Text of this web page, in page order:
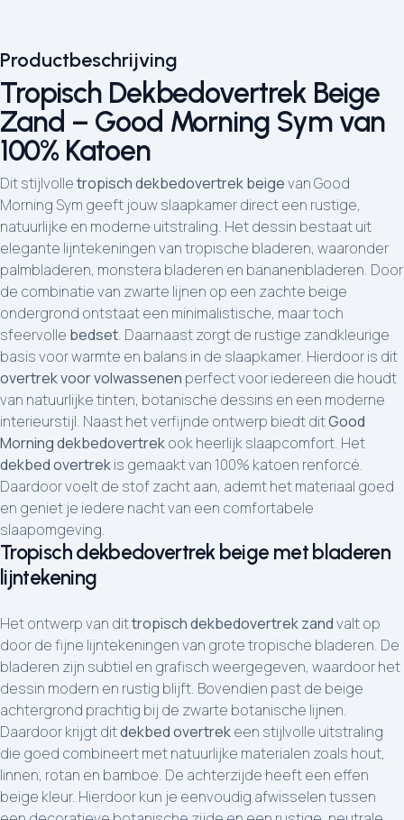
Productbeschrijving
Tropisch Dekbedovertrek Beige
Zand – Good Morning Sym van
100% Katoen
Dit stijlvolletropisch dekbedovertrek beigevan Good
Morning Sym geeft jouw slaapkamer direct een rustige,
natuurlijke en moderne uitstraling. Het dessin bestaat uit
elegante lijntekeningen van tropische bladeren, waaronder
palmbladeren, monstera bladeren en bananenbladeren. Door
de combinatie van zwarte lijnen op een zachte beige
ondergrond ontstaat een minimalistische, maar toch
sfeervolle bedset. Daarnaast zorgt de rustige zandkleurige
basis voor warmte en balans in de slaapkamer. Hierdoor is dit
overtrek voor volwassenen perfect voor iedereen die houdt
van natuurlijke tinten, botanische dessins en een moderne
interieurstijl. Naast het verfijnde ontwerp biedt ditGood
Morning dekbedovertrekook heerlijk slaapcomfort. Het
dekbed overtrekis gemaakt van 100% katoen renforcé.
Daardoor voelt de stof zacht aan, ademt het materiaal goed
en geniet je iedere nacht van een comfortabele
slaapomgeving.
Tropisch dekbedovertrek beige met bladeren
lijntekening
Het ontwerp van dittropisch dekbedovertrek zandvalt op
door de fijne lijntekeningen van grote tropische bladeren. De
bladeren zijn subtiel en grafisch weergegeven, waardoor het
dessin modern en rustig blijft. Bovendien past de beige
achtergrond prachtig bij de zwarte botanische lijnen.
Daardoor krijgt ditdekbed overtrekeen stijlvolle uitstraling
die goed combineert met natuurlijke materialen zoals hout,
linnen, rotan en bamboe. De achterzijde heeft een effen
beige kleur. Hierdoor kun je eenvoudig afwisselen tussen